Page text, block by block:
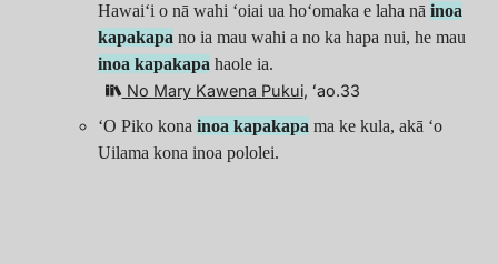
Hawaiʻi o nā wahi ʻoiai ua hoʻomaka e laha nā inoa
kapakapa no ia mau wahi a no ka hapa nui, he mau
inoa kapakapa haole ia.
No Mary Kawena Pukui, ʻao.33
ʻO Piko kona inoa kapakapa ma ke kula, akā ʻo
Uilama kona inoa pololei.